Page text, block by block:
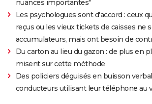
nuances importantes"
Les psychologues sont d'accord : ceux
reçus ou les vieux tickets de caisses ne
accumulateurs, mais ont besoin de
Du carton au lieu du gazon : de plus en
misent sur cette méthode
Des policiers déguisés en buisson
conducteurs utilisant leur téléphone au